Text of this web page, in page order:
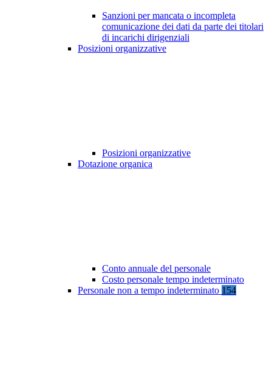
Sanzioni per mancata o incompleta
comunicazione dei dati da parte dei titolari
di incarichi dirigenziali
Posizioni organizzative
Posizioni organizzative
Dotazione organica
Conto annuale del personale
Costo personale tempo indeterminato
Personale non a tempo indeterminato 154